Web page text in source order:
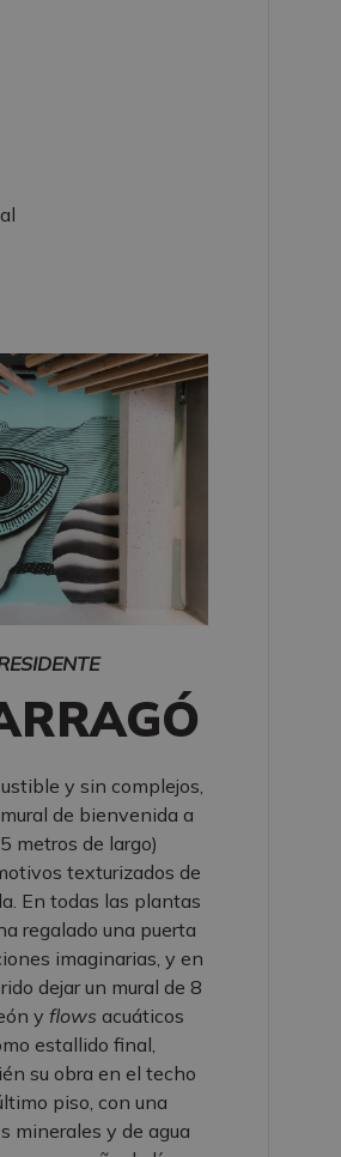
y sin complejos,
de bienvenida a
metros de largo)
texturizados de
En todas las plantas
regalado una puerta
imaginarias, y en
dejar un mural de 8
yflows acuáticos
estallido final,
su obra en el techo
piso, con una
minerales y de agua